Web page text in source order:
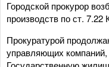
Городской прокурор
производств по ст.
Прокуратурой
управляющих